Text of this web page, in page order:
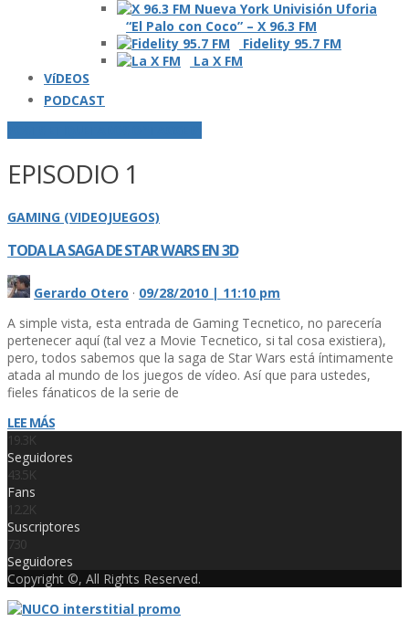
“El Palo con Coco” – X 96.3 FM
Fidelity 95.7 FM
La X FM
VíDEOS
PODCAST
EPISODIO 1
GAMING (VIDEOJUEGOS)
TODA LA SAGA DE STAR WARS EN 3D
Gerardo Otero · 09/28/2010 | 11:10 pm
A simple vista, esta entrada de Gaming Tecnetico, no parecerí­a
pertenecer aquí­ (tal vez a Movie Tecnetico, si tal cosa existiera),
pero, todos sabemos que la saga de Star Wars está í­ntimamente
atada al mundo de los juegos de ví­deo. Así­ que para ustedes,
fieles fánaticos de la serie de
LEE MÁS
19.3K
Seguidores
43.5K
Fans
12.2K
Suscriptores
730
Seguidores
Copyright ©, All Rights Reserved.